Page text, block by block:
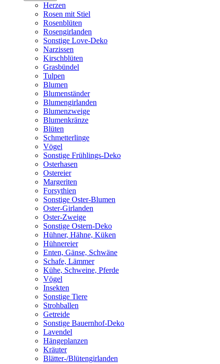
Herzen
Rosen mit Stiel
Rosenblüten
Rosengirlanden
Sonstige Love-Deko
Narzissen
Kirschblüten
Grasbündel
Tulpen
Blumen
Blumenständer
Blumengirlanden
Blumenzweige
Blumenkränze
Blüten
Schmetterlinge
Vögel
Sonstige Frühlings-Deko
Osterhasen
Ostereier
Margeriten
Forsythien
Sonstige Oster-Blumen
Oster-Girlanden
Oster-Zweige
Sonstige Ostern-Deko
Hühner, Hähne, Küken
Hühnereier
Enten, Gänse, Schwäne
Schafe, Lämmer
Kühe, Schweine, Pferde
Vögel
Insekten
Sonstige Tiere
Strohballen
Getreide
Sonstige Bauernhof-Deko
Lavendel
Hängeplanzen
Kräuter
Blätter-/Blütengirlanden